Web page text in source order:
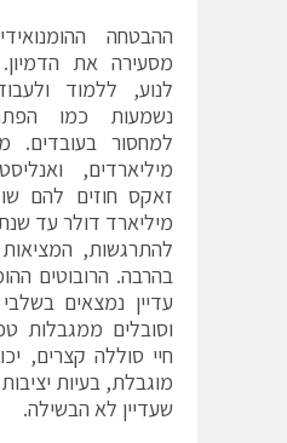
ההבטחה
מסעירה את
לנוע, ללמוד
נשמעות כמו
למחסור בעובדים.
מיליארדים,
להתרגשות,
בהרבה. הרובוטים
עדיין נמצאים בשלבי
וסובלים ממגבלות
חיי סוללה קצרים,
מוגבלת, בעיות
שעדיין לא הבשילה.